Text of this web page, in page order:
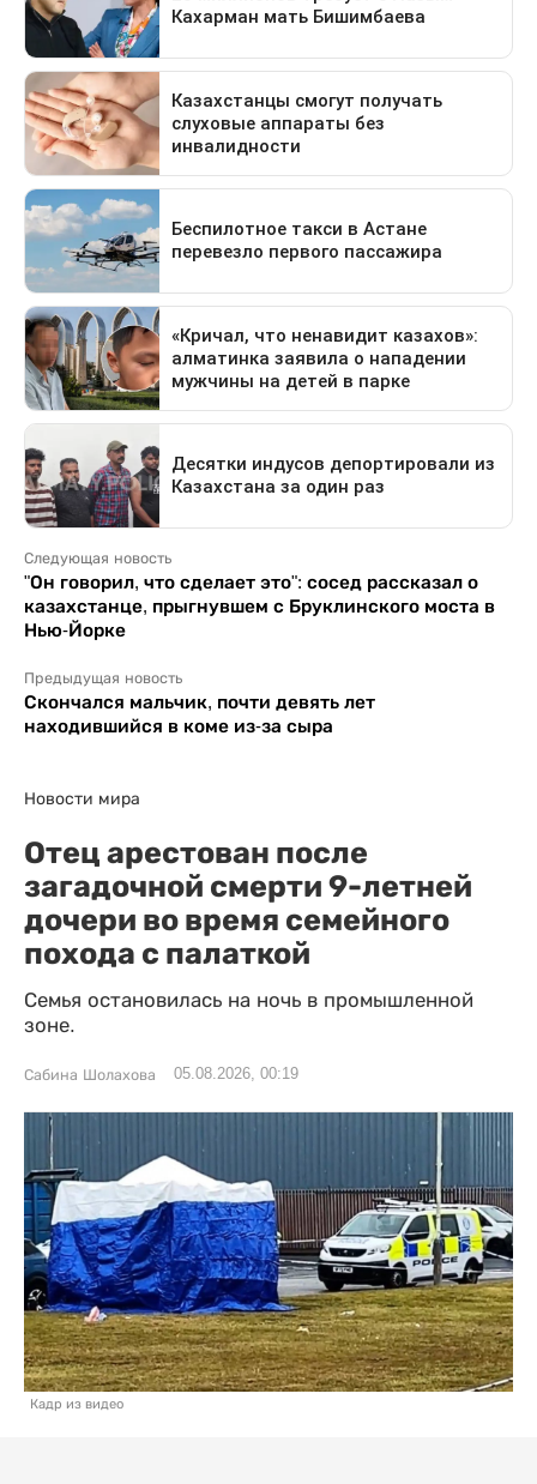
Следующая новость
"Он говорил, что сделает это": сосед рассказал о
казахстанце, прыгнувшем с Бруклинского моста в
Нью-Йорке
Предыдущая новость
Скончался мальчик, почти девять лет
находившийся в коме из-за сыра
Новости мира
Отец арестован после
загадочной смерти 9-летней
дочери во время семейного
похода с палаткой
Семья остановилась на ночь в промышленной
зоне.
Сабина Шолахова 05.08.2026, 00:19
Кадр из видео